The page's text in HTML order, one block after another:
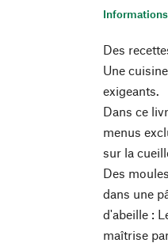
Des
Une
exigeants.
Dans ce
menus
sur la
Des
dans une
d'abeille :
maîtrise